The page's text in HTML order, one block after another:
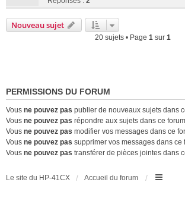
Nouveau sujet
20 sujets • Page 1 sur 1
PERMISSIONS DU FORUM
Vous ne pouvez pas publier de nouveaux sujets dans
Vous ne pouvez pas répondre aux sujets dans ce forum
Vous ne pouvez pas modifier vos messages dans ce
Vous ne pouvez pas supprimer vos messages dans ce
Vous ne pouvez pas transférer de pièces jointes dans
Le site du HP-41CX Accueil du forum